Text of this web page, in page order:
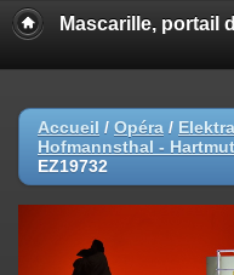
Mascarille, portail
Accueil / Opéra /
Hofmannsthal -
EZ19732